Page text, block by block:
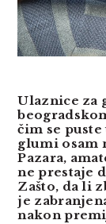
Ulaznice za
čim se
glumi osam
Pazara,
ne prestaje
Zašto, da li
je
nakon